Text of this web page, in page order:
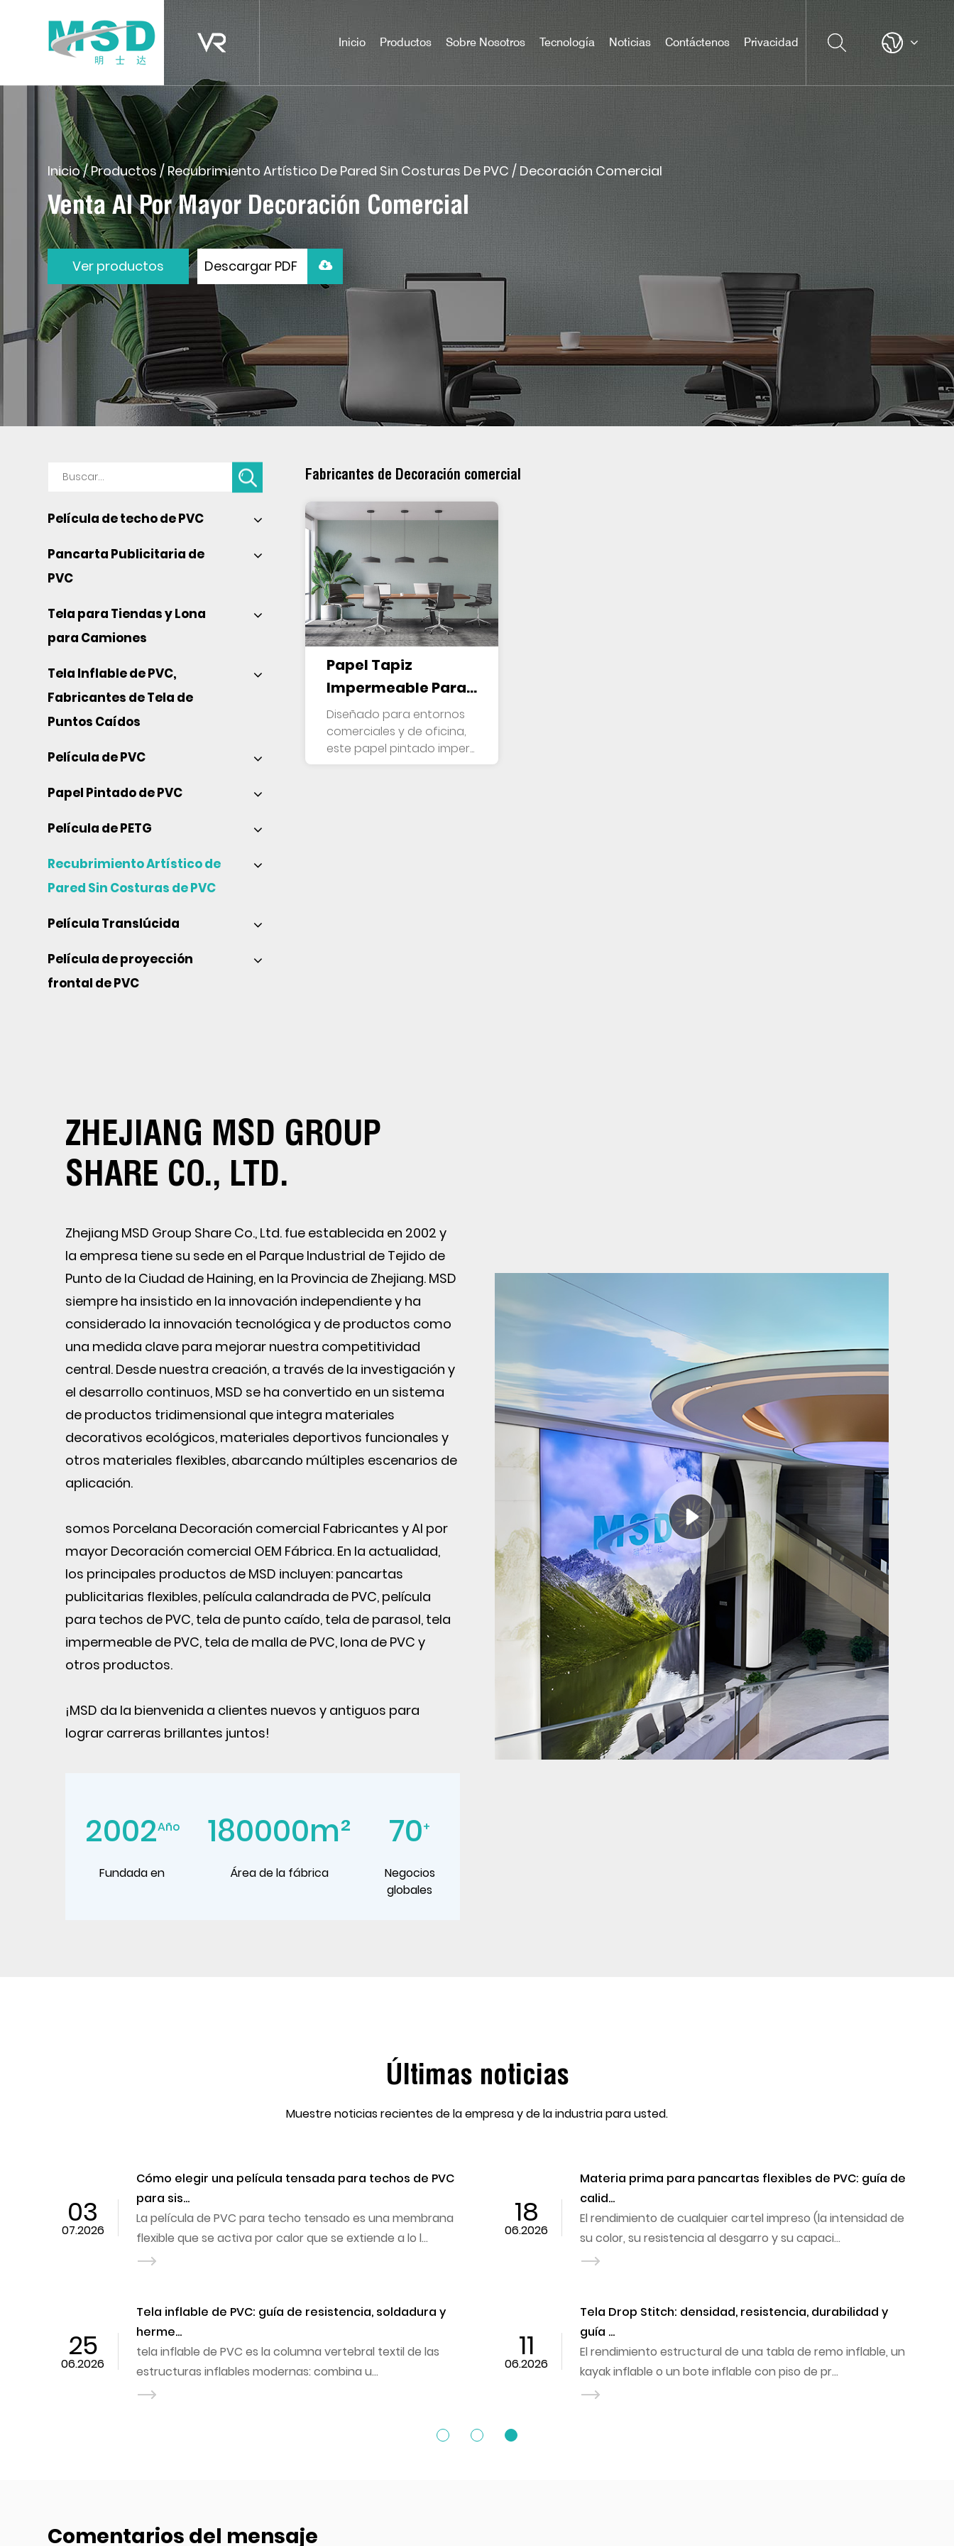
Inicio Productos Sobre Nosotros Tecnología Noticias Contáctenos Privacidad
Inicio/Productos/ Recubrimiento Artístico De Pared Sin Costuras De PVC / Decoración Comercial
Venta Al Por Mayor Decoración Comercial
Ver productos Descargar PDF
Película de techo de PVC
Pancarta Publicitaria de
PVC
Tela para Tiendas y Lona
para Camiones
Tela Inflable de PVC,
Fabricantes de Tela de
Puntos Caídos
Película de PVC
Papel Pintado de PVC
Película de PETG
Recubrimiento Artístico de
Pared Sin Costuras de PVC
Película Translúcida
Película de proyección
frontal de PVC
Fabricantes de Decoración comercial
Papel Tapiz
Impermeable Para
Decoración De
Paredes Para Uso
Comercial Y De
Diseñado para entornos
comerciales y de oficina,
este papel pintado imper...
ZHEJIANG MSD GROUP
SHARE CO., LTD.
Zhejiang MSD Group Share Co., Ltd. fue establecida en 2002 y
la empresa tiene su sede en el Parque Industrial de Tejido de
Punto de la Ciudad de Haining, en la Provincia de Zhejiang. MSD
siempre ha insistido en la innovación independiente y ha
considerado la innovación tecnológica y de productos como
una medida clave para mejorar nuestra competitividad
central. Desde nuestra creación, a través de la investigación y
el desarrollo continuos, MSD se ha convertido en un sistema
de productos tridimensional que integra materiales
decorativos ecológicos, materiales deportivos funcionales y
otros materiales flexibles, abarcando múltiples escenarios de
aplicación.
somos Porcelana Decoración comercial Fabricantes yAl por
mayor Decoración comercial OEM Fábrica. En la actualidad,
los principales productos de MSD incluyen: pancartas
publicitarias flexibles, película calandrada de PVC, película
para techos de PVC, tela de punto caído, tela de parasol, tela
impermeable de PVC, tela de malla de PVC, lona de PVC y
otros productos.
¡MSD da la bienvenida a clientes nuevos y antiguos para
lograr carreras brillantes juntos!
2002Año
Fundada en
180000m²
Área de la fábrica
70+
Negocios
globales
Últimas noticias
Muestre noticias recientes de la empresa y de la industria para usted.
03
07.2026
Cómo elegir una película tensada para techos de PVC
para sis...
La película de PVC para techo tensado es una membrana
flexible que se activa por calor que se extiende a lo l...
25
06.2026
Tela inflable de PVC: guía de resistencia, soldadura y
herme...
tela inflable de PVC es la columna vertebral textil de las
estructuras inflables modernas: combina u...
18
06.2026
Materia prima para pancartas flexibles de PVC: guía de
calid...
El rendimiento de cualquier cartel impreso (la intensidad de
su color, su resistencia al desgarro y su capaci...
11
06.2026
Tela Drop Stitch: densidad, resistencia, durabilidad y
guía ...
El rendimiento estructural de una tabla de remo inflable, un
kayak inflable o un bote inflable con piso de pr...
Comentarios del mensaje